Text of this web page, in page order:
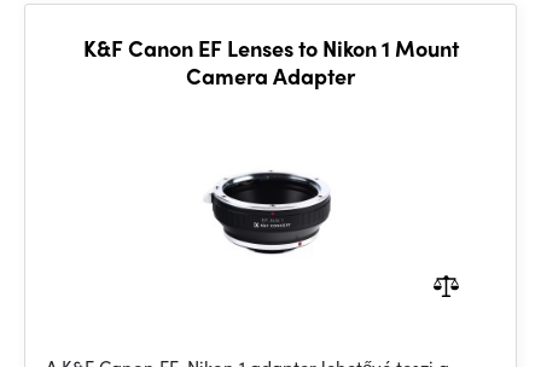
K&F Canon EF Lenses to Nikon 1 Mount
Camera Adapter